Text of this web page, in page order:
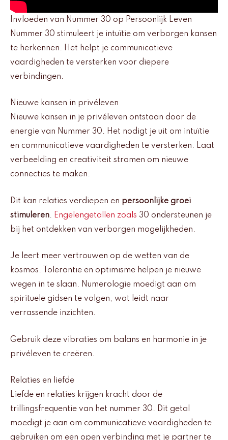
Invloeden van Nummer 30 op Persoonlijk Leven
Nummer 30 stimuleert je intuïtie om verborgen kansen
te herkennen. Het helpt je communicatieve
vaardigheden te versterken voor diepere
verbindingen.
Nieuwe kansen in privéleven
Nieuwe kansen in je privéleven ontstaan door de
energie van Nummer 30. Het nodigt je uit om intuïtie
en communicatieve vaardigheden te versterken. Laat
verbeelding en creativiteit stromen om nieuwe
connecties te maken.
Dit kan relaties verdiepen en persoonlijke groei
stimuleren. Engelengetallen zoals 30 ondersteunen je
bij het ontdekken van verborgen mogelijkheden.
Je leert meer vertrouwen op de wetten van de
kosmos. Tolerantie en optimisme helpen je nieuwe
wegen in te slaan. Numerologie moedigt aan om
spirituele gidsen te volgen, wat leidt naar
verrassende inzichten.
Gebruik deze vibraties om balans en harmonie in je
privéleven te creëren.
Relaties en liefde
Liefde en relaties krijgen kracht door de
trillingsfrequentie van het nummer 30. Dit getal
moedigt je aan om communicatieve vaardigheden te
gebruiken om een open verbinding met je partner te